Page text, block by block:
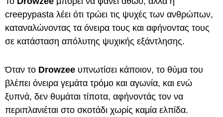
creepypasta λέει ότι τρώει τις ψυχές των ανθρώπων,
καταναλώνοντας τα όνειρα τους και αφήνοντας τους
σε κατάσταση απόλυτης ψυχικής εξάντλησης.
Όταν το Drowzee υπνωτίσει κάποιον, το θύμα του
βλέπει όνειρα γεμάτα τρόμο και αγωνία, και ενώ
ξυπνά, δεν θυμάται τίποτα, αφήνοντάς τον να
περιπλανιέται στο σκοτάδι χωρίς καμία ελπίδα.